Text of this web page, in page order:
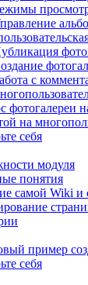
с
фотогалереи
на
себя
модуля
понятия
самой Wiki и
пример
себя